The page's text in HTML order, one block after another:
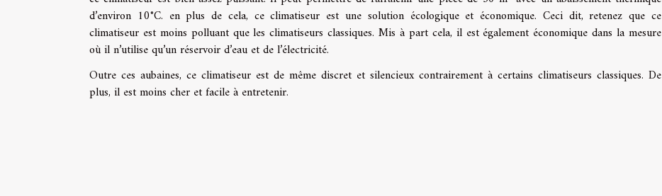
d’environ 10°C. en plus de cela, ce climatiseur est une solution écologique et économique. Ceci dit, retenez que ce
climatiseur est moins polluant que les climatiseurs classiques. Mis à part cela, il est également économique dans la mesure
où il n’utilise qu’un réservoir d’eau et de l’électricité.
Outre ces aubaines, ce climatiseur est de même discret et silencieux contrairement à certains climatiseurs classiques. De
plus, il est moins cher et facile à entretenir.